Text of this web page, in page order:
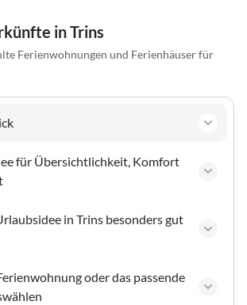
in Trins
Ferienwohnungen und Ferienhäuser für
für Übersichtlichkeit, Komfort
in Trins besonders gut
oder das passende